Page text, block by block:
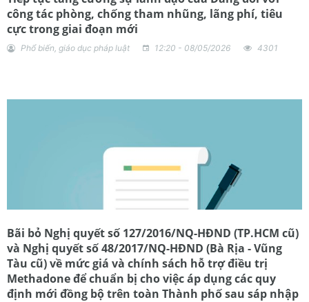
công tác phòng, chống tham nhũng, lãng phí, tiêu
cực trong giai đoạn mới
Phổ biến, giáo dục pháp luật 12:20 - 08/05/2026 4301
Bãi bỏ Nghị quyết số 127/2016/NQ-HĐND (TP.HCM cũ)
và Nghị quyết số 48/2017/NQ-HĐND (Bà Rịa - Vũng
Tàu cũ) về mức giá và chính sách hỗ trợ điều trị
Methadone để chuẩn bị cho việc áp dụng các quy
định mới đồng bộ trên toàn Thành phố sau sáp nhập